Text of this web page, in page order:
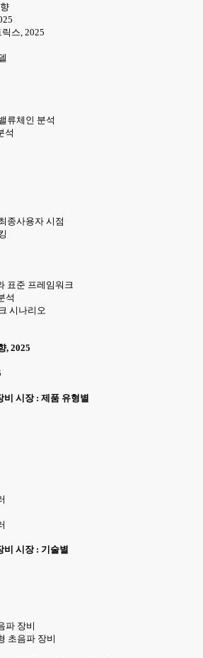
스, 2025
류체인 분석
석
종사용자 시점
표준 프레임워크
석
시나리오
, 2025
시장 : 제품 유형별
비 시장 : 기술별
파 장비
초음파 장비